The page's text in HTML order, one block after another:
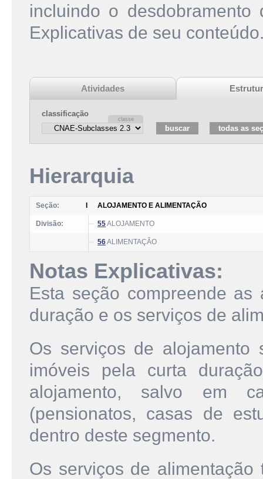
incluindo o
Explicativas de seu
Atividades
classificação
Hierarquia
Seção: ALOJAMENTO E ALIMENTAÇÃO
Divisão: 55ALOJAMENTO
56ALIMENTAÇÃO
Notas Explicativas:
Esta seção compreende
duração e os serviços de
Os serviços de
imóveis pela curta
alojamento, salvo em
(pensionatos, casas de
dentro deste segmento.
Os serviços de